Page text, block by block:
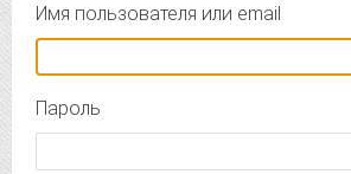
Имя пользователя или email
Пароль